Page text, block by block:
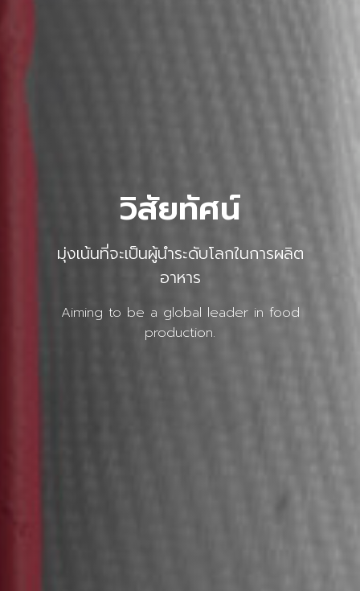
วิสัยทัศน์
มุ่งเน้นที่จะเป็นผู้นำระดับโลกในการผลิต
อาหาร
Aiming to be a global leader in food
production.